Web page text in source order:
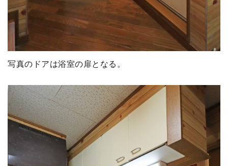
写真のドアは浴室の扉となる。